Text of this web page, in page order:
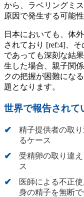
から、ラベリングミ
原因で発生する可能
日本においても、体
されており [ref:4]、
であっても深刻な結
生した場合、親子関
クの把握が困難にな
題となります。
世界で報告されて
精子提供者の取
るケース
受精卵の取り違
ス
医師による不正
身の精子を無断